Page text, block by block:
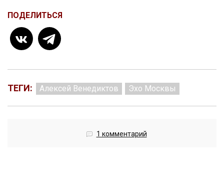
ПОДЕЛИТЬСЯ
ТЕГИ: Алексей Венедиктов Эхо Москвы
1 комментарий